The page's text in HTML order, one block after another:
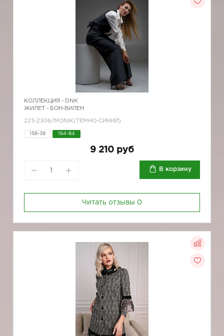
КОЛЛЕКЦИЯ - DNK
ЖИЛЕТ - БОН-ВИЛЕН
223-2306/MONIK(ТЕМНО-СИНИЙ)
158-38 164-84
9 210 руб
В корзину
Читать отзывы 0